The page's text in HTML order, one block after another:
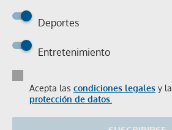
Deportes
Entretenimiento
Acepta las condiciones legales y la
protección de datos.